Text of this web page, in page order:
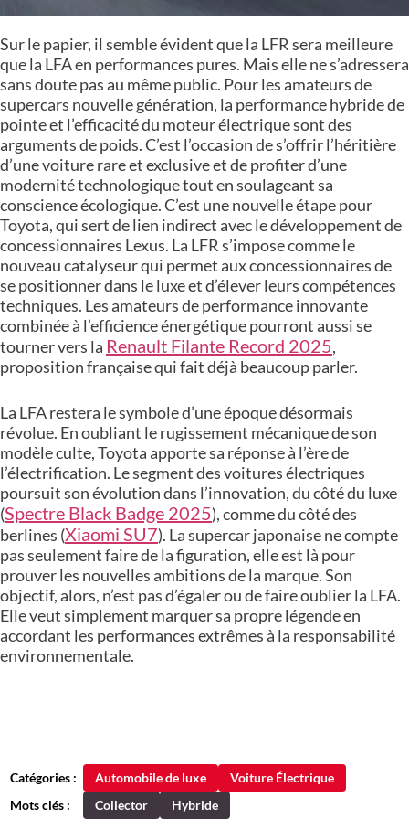
Sur le papier, il semble évident que la LFR sera meilleure
que la LFA en performances pures. Mais elle ne s’adressera
sans doute pas au même public. Pour les amateurs de
supercars nouvelle génération, la performance hybride de
pointe et l’efficacité du moteur électrique sont des
arguments de poids. C’est l’occasion de s’offrir l’héritière
d’une voiture rare et exclusive et de profiter d’une
modernité technologique tout en soulageant sa
conscience écologique. C’est une nouvelle étape pour
Toyota, qui sert de lien indirect avec le développement de
concessionnaires Lexus. La LFR s’impose comme le
nouveau catalyseur qui permet aux concessionnaires de
se positionner dans le luxe et d’élever leurs compétences
techniques. Les amateurs de performance innovante
combinée à l’efficience énergétique pourront aussi se
tourner vers la Renault Filante Record 2025,
proposition française qui fait déjà beaucoup parler.
La LFA restera le symbole d’une époque désormais
révolue. En oubliant le rugissement mécanique de son
modèle culte, Toyota apporte sa réponse à l’ère de
l’électrification. Le segment des voitures électriques
poursuit son évolution dans l’innovation, du côté du luxe
(Spectre Black Badge 2025), comme du côté des
berlines (Xiaomi SU7). La supercar japonaise ne compte
pas seulement faire de la figuration, elle est là pour
prouver les nouvelles ambitions de la marque. Son
objectif, alors, n’est pas d’égaler ou de faire oublier la LFA.
Elle veut simplement marquer sa propre légende en
accordant les performances extrêmes à la responsabilité
environnementale.
Catégories : Automobile de luxe
Voiture Électrique
Mots clés :
Collector Hybride